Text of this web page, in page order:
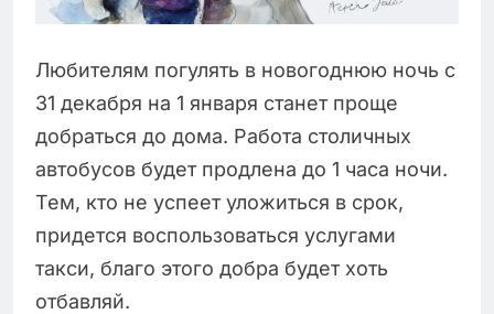
Любителям погулять в новогоднюю ночь с
31 декабря на 1 января станет проще
добраться до дома. Работа столичных
автобусов будет продлена до 1 часа ночи.
Тем, кто не успеет уложиться в срок,
придется воспользоваться услугами
такси, благо этого добра будет хоть
отбавляй.